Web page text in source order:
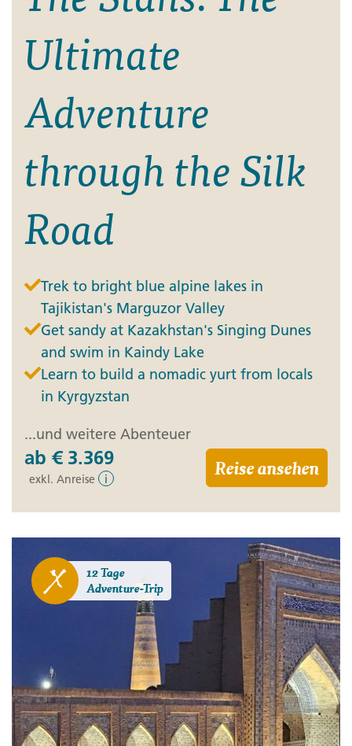
Ultimate
Adventure
through the Silk
Road
Trek to bright blue alpine lakes in
Tajikistan's Marguzor Valley
Get sandy at Kazakhstan's Singing Dunes
and swim in Kaindy Lake
Learn to build a nomadic yurt from locals
in Kyrgyzstan
...und weitere Abenteuer
ab € 3.369
exkl. Anreise i Reise ansehen
12 Tage
Adventure-Trip